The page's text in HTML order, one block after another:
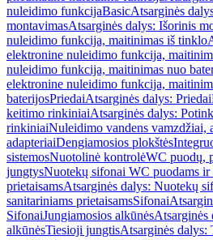
nuleidimo funkcijaBasicAtsarginės
montavimasAtsarginės dalys: Išorinis
nuleidimo funkcija, maitinimas iš tinklo
elektronine nuleidimo funkcija,
nuleidimo funkcija, maitinimas nuo
elektronine nuleidimo funkcija,
baterijosPriedaiAtsarginės dalys: Priedai
keitimo rinkiniaiAtsarginės dalys:
rinkiniaiNuleidimo vandens vamzdžiai,
adapteriaiDengiamosios plokštės
sistemosNuotolinė kontrolėWC puodų,
jungtysNuotekų sifonai WC puodams ir
prietaisamsAtsarginės dalys: Nuotekų
sanitariniams prietaisamsSifonai
SifonaiJungiamosios alkūnėsAtsarginės
alkūnėsTiesioji jungtisAtsarginės dalys: